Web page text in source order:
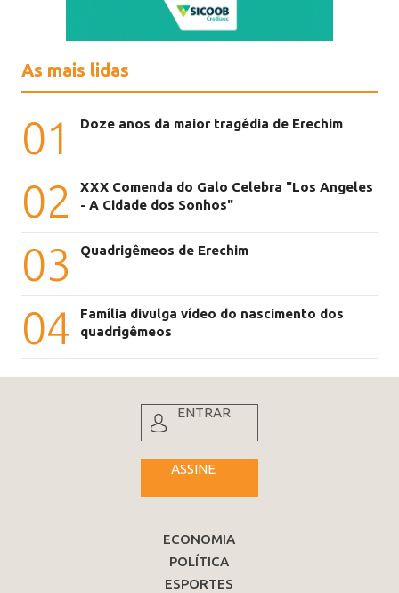
As mais lidas
01 Doze anos da maior tragédia de Erechim
02
XXX Comenda do Galo Celebra "Los Angeles
- A Cidade dos Sonhos"
03 Quadrigêmeos de Erechim
04
Família divulga vídeo do nascimento dos
quadrigêmeos
ENTRAR
ASSINE
ECONOMIA
POLÍTICA
ESPORTES